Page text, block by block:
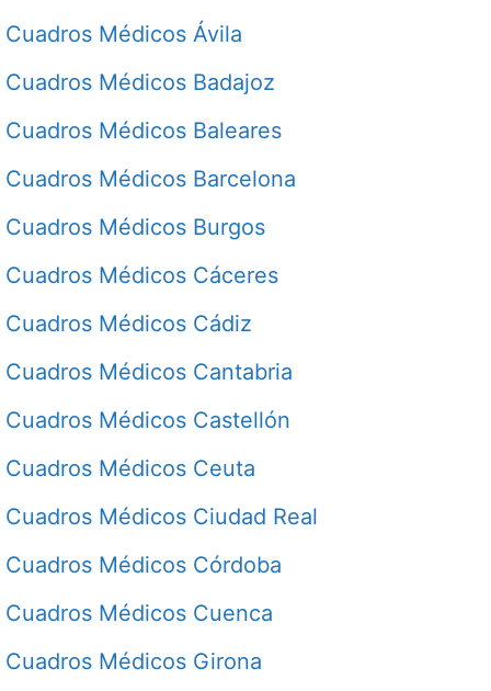
Cuadros Médicos Ávila
Cuadros Médicos Badajoz
Cuadros Médicos Baleares
Cuadros Médicos Barcelona
Cuadros Médicos Burgos
Cuadros Médicos Cáceres
Cuadros Médicos Cádiz
Cuadros Médicos Cantabria
Cuadros Médicos Castellón
Cuadros Médicos Ceuta
Cuadros Médicos Ciudad Real
Cuadros Médicos Córdoba
Cuadros Médicos Cuenca
Cuadros Médicos Girona